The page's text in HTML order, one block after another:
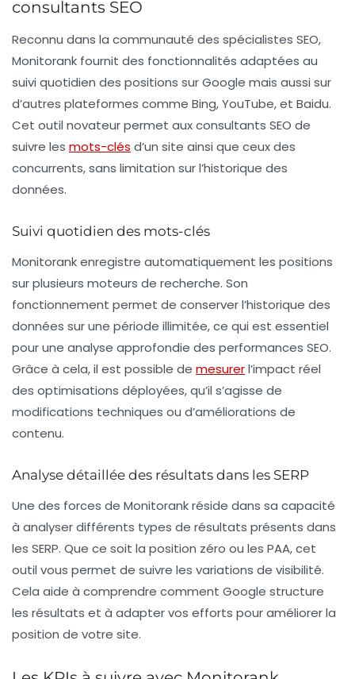
consultants SEO
Reconnu dans la communauté des spécialistes SEO,
Monitorank fournit des fonctionnalités adaptées au
suivi quotidien des positions surGoogle mais aussi sur
d’autres plateformes comme Bing,YouTube, et Baidu.
Cet outil novateur permet aux consultants SEO de
suivre les mots-clés d’un site ainsi que ceux des
concurrents, sans limitation sur l’historique des
données.
Suivi quotidien des mots-clés
Monitorank enregistre automatiquement les positions
sur plusieurs moteurs de recherche. Son
fonctionnement permet de conserver l’historique des
données sur une période illimitée, ce qui est essentiel
pour une analyse approfondie des performances SEO.
Grâce à cela, il est possible de mesurerl’impact réel
des optimisations déployées, qu’il s’agisse de
modifications techniques ou d’améliorations de
contenu.
Analyse détaillée des résultats dans les SERP
Une des forces de Monitorank réside dans sa capacité
à analyser différents types de résultats présents dans
les SERP. Que ce soit la position zéro ou les PAA, cet
outil vous permet de suivre les variations de visibilité.
Cela aide à comprendre comment Google structure
les résultats et à adapter vos efforts pour améliorer la
position de votre site.